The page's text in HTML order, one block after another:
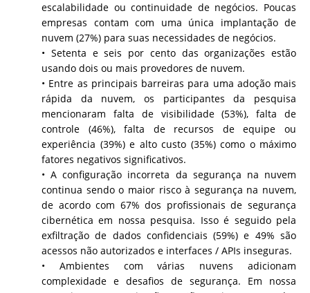
escalabilidade ou continuidade de negócios. Poucas
empresas contam com uma única implantação de
nuvem (27%) para suas necessidades de negócios.
• Setenta e seis por cento das organizações estão
usando dois ou mais provedores de nuvem.
• Entre as principais barreiras para uma adoção mais
rápida da nuvem, os participantes da pesquisa
mencionaram falta de visibilidade (53%), falta de
controle (46%), falta de recursos de equipe ou
experiência (39%) e alto custo (35%) como o máximo
fatores negativos significativos.
• A configuração incorreta da segurança na nuvem
continua sendo o maior risco à segurança na nuvem,
de acordo com 67% dos profissionais de segurança
cibernética em nossa pesquisa. Isso é seguido pela
exfiltração de dados confidenciais (59%) e 49% são
acessos não autorizados e interfaces / APIs inseguras.
• Ambientes com várias nuvens adicionam
complexidade e desafios de segurança. Em nossa